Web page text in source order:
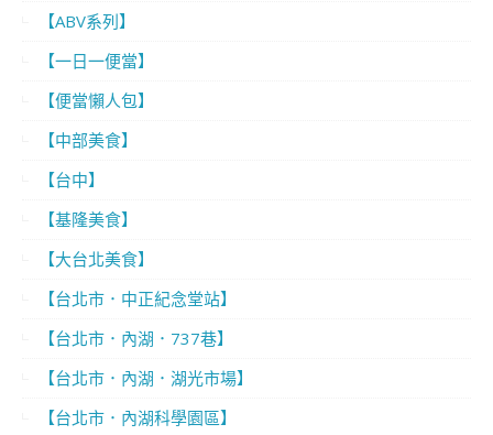
【ABV系列】
【一日一便當】
【便當懶人包】
【中部美食】
【台中】
【基隆美食】
【大台北美食】
【台北市．中正紀念堂站】
【台北市．內湖．737巷】
【台北市．內湖．湖光市場】
【台北市．內湖科學園區】